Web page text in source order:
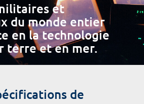
et
du monde entier
en la technologie
terre et en mer.
de